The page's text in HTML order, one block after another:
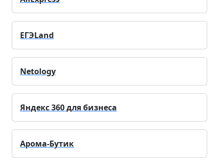
ЕГЭLand
Netology
Яндекс 360 для бизнеса
Арома-Бутик